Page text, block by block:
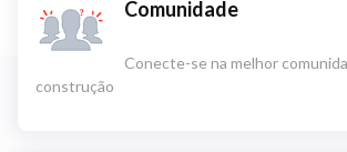
Comunidade
Conecte-se na melhor
construção